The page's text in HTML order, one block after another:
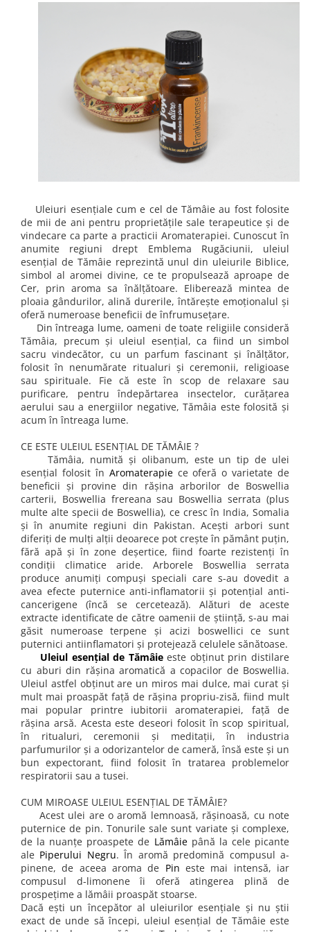
Arome tomnatice pentru încălzirea
Uleiul esențial de Ravintsara
Lună plină, bine ai revenit, te simt
viața de zi cu zi ?
8 Mituri despre uleiurile esențiale
Crăciun iubit, bine ai venit!
Ghidul Uleiurilor Esentiale
Ce trebuie sa stim atunci cand
folosim Uleiuri Esentiale
TOP 6 uleiuri Esentiale pentru a
combate Depresia
Imbratiseaza Toamna
Aromele Sarbatorilor de Iarna
Self love* In Asteptarea Soarelui
Pericole_vs_beneficii
Uleiuri esențiale cum e cel de Tămâie au fost folosite
de mii de ani pentru proprietățile sale terapeutice și de
vindecare ca parte a practicii Aromaterapiei. Cunoscut în
anumite regiuni drept Emblema Rugăciunii, uleiul
esențial de Tămâie reprezintă unul din uleiurile Biblice,
simbol al aromei divine, ce te propulsează aproape de
Cer, prin aroma sa înălțătoare. Eliberează mintea de
ploaia gândurilor, alină durerile, întărește emoționalul și
oferă numeroase beneficii de înfrumusețare.
Din întreaga lume, oameni de toate religiile consideră
Tămâia, precum și uleiul esențial, ca fiind un simbol
sacru vindecător, cu un parfum fascinant și înălțător,
folosit în nenumărate ritualuri și ceremonii, religioase
sau spirituale. Fie că este în scop de relaxare sau
purificare, pentru îndepărtarea insectelor, curățarea
aerului sau a energiilor negative, Tămâia este folosită și
acum în întreaga lume.
CE ESTE ULEIUL ESENȚIAL DE TĂMÂIE ?
Tămâia, numită și olibanum, este un tip de ulei
esențial folosit în Aromaterapiece oferă o varietate de
beneficii și provine din rășina arborilor de Boswellia
carterii, Boswellia frereana sau Boswellia serrata (plus
multe alte specii de Boswellia), ce cresc în India, Somalia
și în anumite regiuni din Pakistan. Acești arbori sunt
diferiți de mulți alții deoarece pot crește în pământ puțin,
fără apă și în zone deșertice, fiind foarte rezistenți în
condiții climatice aride. Arborele Boswellia serrata
produce anumiți compuși speciali care s-au dovedit a
avea efecte puternice anti-inflamatorii și potențial anti-
cancerigene (încă se cercetează). Alături de aceste
extracte identificate de către oamenii de știință, s-au mai
găsit numeroase terpene și acizi boswellici ce sunt
puternici antiinflamatori și protejează celulele sănătoase.
Uleiul esențial de Tămâieeste obținut prin distilare
cu aburi din rășina aromatică a copacilor de Boswellia.
Uleiul astfel obținut are un miros mai dulce, mai curat și
mult mai proaspăt față de rășina propriu-zisă, fiind mult
mai popular printre iubitorii aromaterapiei, față de
rășina arsă. Acesta este deseori folosit în scop spiritual,
în ritualuri, ceremonii și meditații, în industria
parfumurilor și a odorizantelor de cameră, însă este și un
bun expectorant, fiind folosit în tratarea problemelor
respiratorii sau a tusei.
CUM MIROASE ULEIUL ESENȚIAL DE TĂMÂIE?
Acest ulei are o aromă lemnoasă, rășinoasă, cu note
puternice de pin. Tonurile sale sunt variate și complexe,
de la nuanțe proaspete de Lămâiepână la cele picante
ale Piperului Negru. În aromă predomină compusul a-
pinene, de aceea aroma de Pin este mai intensă, iar
compusul d-limonene îi oferă atingerea plină de
prospețime a lămâii proaspăt stoarse.
Dacă ești un începător al uleiurilor esențiale și nu știi
exact de unde să începi, uleiul esențial de Tămâie este